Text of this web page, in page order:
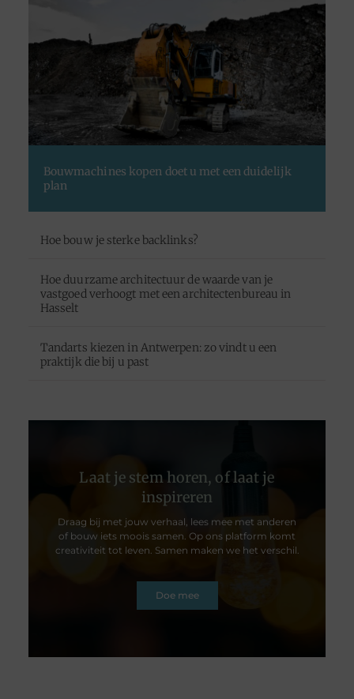
Bouwmachines kopen doet u met een duidelijk
plan
Hoe bouw je sterke backlinks?
Hoe duurzame architectuur de waarde van je
vastgoed verhoogt met een architectenbureau in
Hasselt
Tandarts kiezen in Antwerpen: zo vindt u een
praktijk die bij u past
Laat je stem horen, of laat je
inspireren
Draag bij met jouw verhaal, lees mee met anderen
of bouw iets moois samen. Op ons platform komt
creativiteit tot leven. Samen maken we het verschil.
Doe mee